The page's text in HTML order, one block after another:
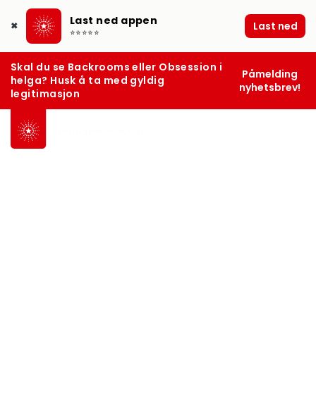
✖ Last ned appen
⭐⭐⭐⭐⭐ Last ned
Skal du se Backrooms eller Obsession i
helga? Husk å ta med gyldig
legitimasjon
Påmelding
nyhetsbrev!